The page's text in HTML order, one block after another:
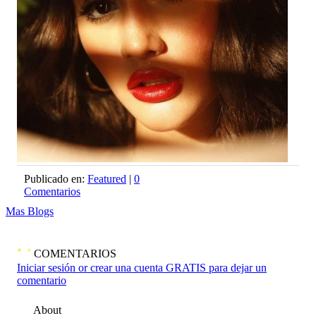
Publicado en: Featured | 0
Comentarios
Mas Blogs
COMENTARIOS
Iniciar sesión or crear una cuenta GRATIS para dejar un
comentario
About